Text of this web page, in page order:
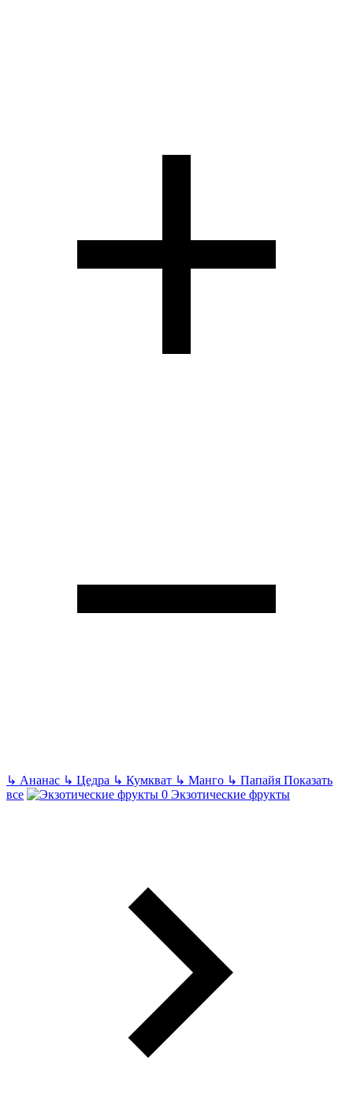
↳ Ананас ↳ Цедра ↳ Кумкват ↳ Манго ↳ Папайя Показать
все
Экзотические фрукты